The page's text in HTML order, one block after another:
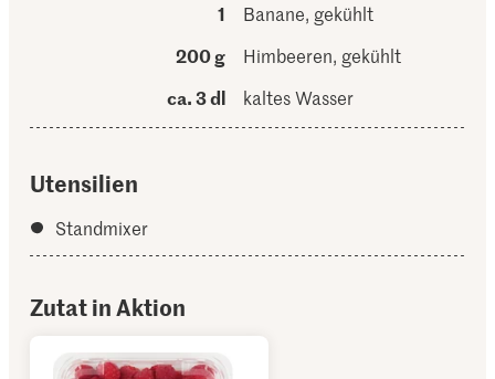
1
Banane, gekühlt
200 g
Himbeeren, gekühlt
ca. 3 dl
kaltes Wasser
Utensilien
Standmixer
Zutat in Aktion